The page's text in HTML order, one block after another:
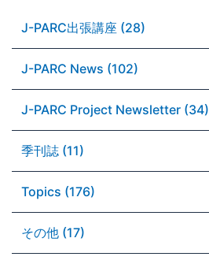
J-PARC出張講座 (28)
J-PARC News (102)
J-PARC Project Newsletter (34)
季刊誌 (11)
Topics (176)
その他 (17)